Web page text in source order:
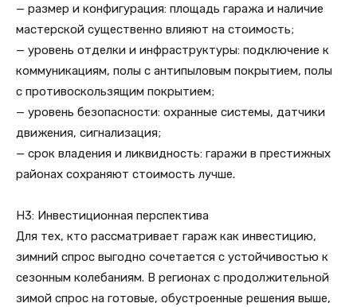
— размер и конфигурация: площадь гаража и наличие
мастерской существенно влияют на стоимость;
— уровень отделки и инфраструктуры: подключение к
коммуникациям, полы с антипыловым покрытием, полы
с противоскользящим покрытием;
— уровень безопасности: охранные системы, датчики
движения, сигнализация;
— срок владения и ликвидность: гаражи в престижных
районах сохраняют стоимость лучше.
H3: Инвестиционная перспектива
Для тех, кто рассматривает гараж как инвестицию,
зимний спрос выгодно сочетается с устойчивостью к
сезонным колебаниям. В регионах с продолжительной
зимой спрос на готовые, обустроенные решения выше,